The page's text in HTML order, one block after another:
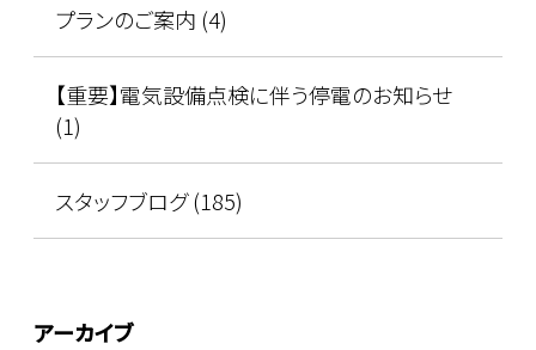
プランのご案内 (4)
【重要】電気設備点検に伴う停電のお知らせ
(1)
スタッフブログ (185)
アーカイブ